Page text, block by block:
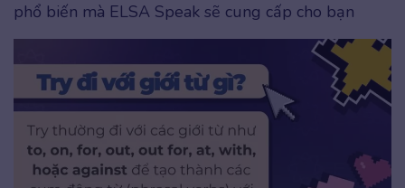
phổ biến mà ELSA Speak sẽ cung cấp cho bạn